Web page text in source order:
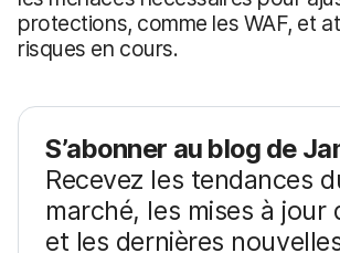
protections, comme les WAF, et
risques en cours.
S’abonner au blog de
Recevez les tendances
marché, les mises à jour
et les dernières